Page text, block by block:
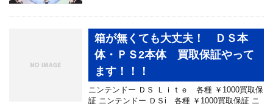
箱が無くても大丈夫！ ＤＳ本
体・ＰＳ2本体 買取保証やって
ます！！！
ニンテンドー ＤＳ Ｌｉｔｅ 各種 ￥1000買取保
証 ニンテンドー ＤＳi 各種 ￥1000買取保証 ニ